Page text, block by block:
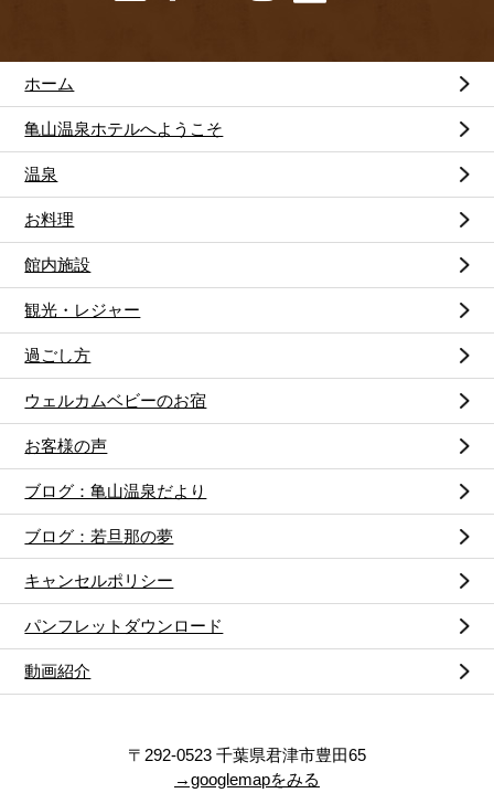
ホーム
亀山温泉ホテルへようこそ
温泉
お料理
館内施設
観光・レジャー
過ごし方
ウェルカムベビーのお宿
お客様の声
ブログ：亀山温泉だより
ブログ：若旦那の夢
キャンセルポリシー
パンフレットダウンロード
動画紹介
〒292-0523 千葉県君津市豊田65
→googlemapをみる